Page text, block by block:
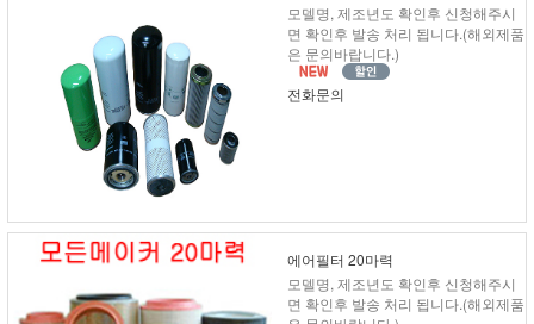
모델명, 제조년도 확인후 신청해주시
면 확인후 발송 처리 됩니다.(해외제품
은 문의바랍니다.)
전화문의
에어필터 20마력
모델명, 제조년도 확인후 신청해주시
면 확인후 발송 처리 됩니다.(해외제품